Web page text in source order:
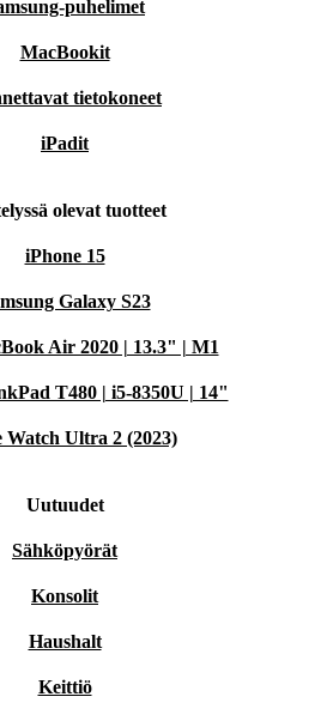
puhelimet
MacBookit
tietokoneet
iPadit
olevat tuotteet
iPhone 15
Galaxy S23
Air 2020 | 13.3" | M1
T480 | i5-8350U | 14"
Watch Ultra 2 (2023)
Uutuudet
Sähköpyörät
Konsolit
Haushalt
Keittiö